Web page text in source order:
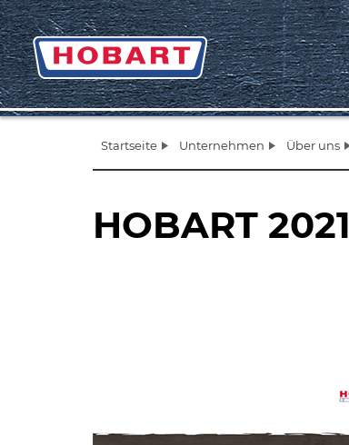
Startseite Unternehmen Über uns
HOBART 2021